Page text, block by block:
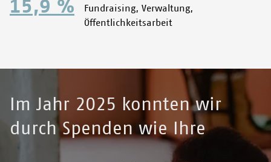
15,9 %
Fundraising, Verwaltung,
Öffentlichkeitsarbeit
Im Jahr 2025 konnten wir
durch Spenden wie Ihre